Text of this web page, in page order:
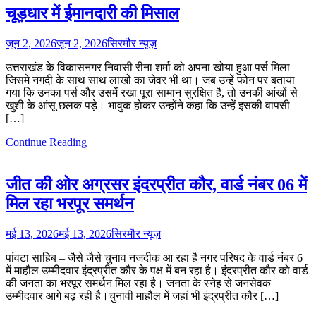
चूड़धार में ईमानदारी की मिसाल
जून 2, 2026जून 2, 2026सिरमौर न्यूज़
उत्तराखंड के विकासनगर निवासी रीना शर्मा को अपना खोया हुआ पर्स मिला
जिसमे नगदी के साथ साथ लाखों का जेवर भी था। जब उन्हें फोन पर बताया
गया कि उनका पर्स और उसमें रखा पूरा सामान सुरक्षित है, तो उनकी आंखों से
खुशी के आंसू छलक पड़े। भावुक होकर उन्होंने कहा कि उन्हें इसकी वापसी
[…]
Continue Reading
जीत की ओर अग्रसर इंदरप्रीत कौर, वार्ड नंबर 06 में
मिल रहा भरपूर समर्थन
मई 13, 2026मई 13, 2026सिरमौर न्यूज़
पांवटा साहिब – जैसे जैसे चुनाव नजदीक आ रहा है नगर परिषद के वार्ड नंबर 6
में माहौल उम्मीदवार इंद्रप्रीत कौर के पक्ष में बन रहा है। इंदरप्रीत कौर को वार्ड
की जनता का भरपूर समर्थन मिल रहा है। जनता के स्नेह से जनसेवक
उम्मीदवार आगे बढ़ रही है।चुनावी माहौल में जहां भी इंद्रप्रीत कौर […]